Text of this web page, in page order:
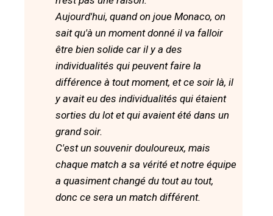
Aujourd'hui, quand on joue Monaco, on
sait qu'à un moment donné il va falloir
être bien solide car il y a des
individualités qui peuvent faire la
différence à tout moment, et ce soir là, il
y avait eu des individualités qui étaient
sorties du lot et qui avaient été dans un
grand soir.
C'est un souvenir douloureux, mais
chaque match a sa vérité et notre équipe
a quasiment changé du tout au tout,
donc ce sera un match différent.